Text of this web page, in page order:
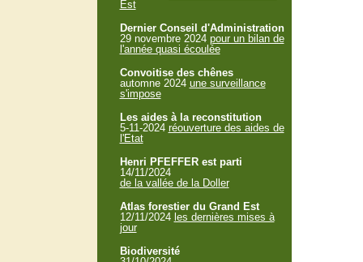
Est
Dernier Conseil d'Administration
29 novembre 2024 pour un bilan de
l'année quasi écoulée
Convoitise des chênes
automne 2024 une surveillance
s'impose
Les aides à la reconstitution
5-11-2024 réouverture des aides de
l'Etat
Henri PFEFFER est parti
14/11/2024
de la vallée de la Doller
Atlas forestier du Grand Est
12/11/2024 les dernières mises à
jour
Biodiversité